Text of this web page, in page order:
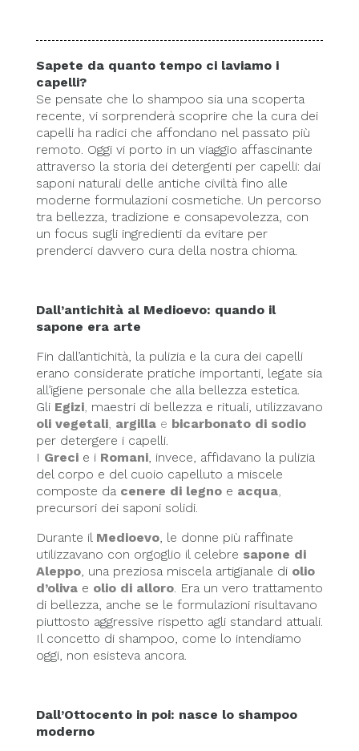
Sapete da quanto tempo ci laviamo i
capelli?
Se pensate che lo shampoo sia una scoperta
recente, vi sorprenderà scoprire che la cura dei
capelli ha radici che affondano nel passato più
remoto. Oggi vi porto in un viaggio affascinante
attraverso la storia dei detergenti per capelli: dai
saponi naturali delle antiche civiltà fino alle
moderne formulazioni cosmetiche. Un percorso
tra bellezza, tradizione e consapevolezza, con
un focus sugli ingredienti da evitare per
prenderci davvero cura della nostra chioma.
Dall’antichità al Medioevo: quando il
sapone era arte
Fin dall’antichità, la pulizia e la cura dei capelli
erano considerate pratiche importanti, legate sia
all’igiene personale che alla bellezza estetica.
Gli Egizi, maestri di bellezza e rituali, utilizzavano
oli vegetali, argillae bicarbonato di sodio
per detergere i capelli.
I Grecie i Romani, invece, affidavano la pulizia
del corpo e del cuoio capelluto a miscele
composte da cenere di legnoe acqua,
precursori dei saponi solidi.
Durante il Medioevo, le donne più raffinate
utilizzavano con orgoglio il celebre sapone di
Aleppo, una preziosa miscela artigianale di olio
d’olivae olio di alloro. Era un vero trattamento
di bellezza, anche se le formulazioni risultavano
piuttosto aggressive rispetto agli standard attuali.
Il concetto di shampoo, come lo intendiamo
oggi, non esisteva ancora.
Dall’Ottocento in poi: nasce lo shampoo
moderno